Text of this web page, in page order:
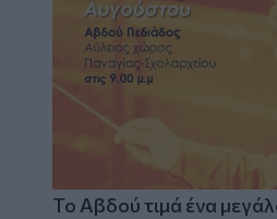
Το Αβδού τιμά ένα